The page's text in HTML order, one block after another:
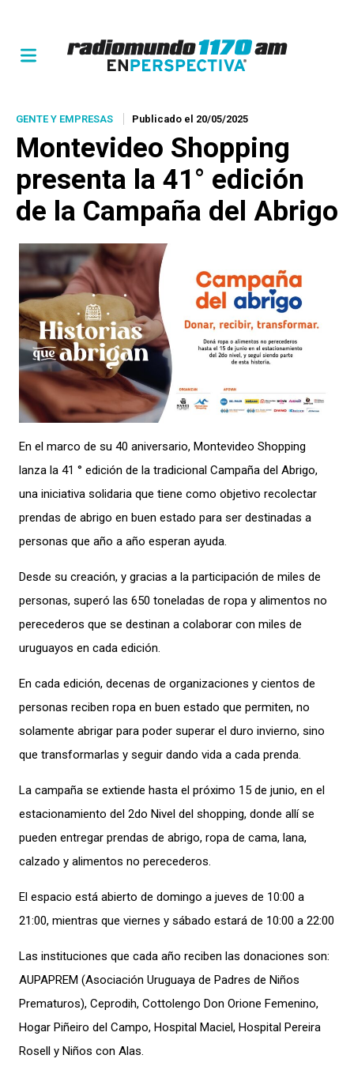
GENTE Y EMPRESAS Publicado el 20/05/2025
Montevideo Shopping
presenta la 41° edición
de la Campaña del Abrigo
En el marco de su 40 aniversario, Montevideo Shopping
lanza la 41 ° edición de la tradicional Campaña del Abrigo,
una iniciativa solidaria que tiene como objetivo recolectar
prendas de abrigo en buen estado para ser destinadas a
personas que año a año esperan ayuda.
Desde su creación, y gracias a la participación de miles de
personas, superó las 650 toneladas de ropa y alimentos no
perecederos que se destinan a colaborar con miles de
uruguayos en cada edición.
En cada edición, decenas de organizaciones y cientos de
personas reciben ropa en buen estado que permiten, no
solamente abrigar para poder superar el duro invierno, sino
que transformarlas y seguir dando vida a cada prenda.
La campaña se extiende hasta el próximo 15 de junio, en el
estacionamiento del 2do Nivel del shopping, donde allí se
pueden entregar prendas de abrigo, ropa de cama, lana,
calzado y alimentos no perecederos.
El espacio está abierto de domingo a jueves de 10:00 a
21:00, mientras que viernes y sábado estará de 10:00 a 22:00
Las instituciones que cada año reciben las donaciones son:
AUPAPREM (Asociación Uruguaya de Padres de Niños
Prematuros), Ceprodih, Cottolengo Don Orione Femenino,
Hogar Piñeiro del Campo, Hospital Maciel, Hospital Pereira
Rosell y Niños con Alas.